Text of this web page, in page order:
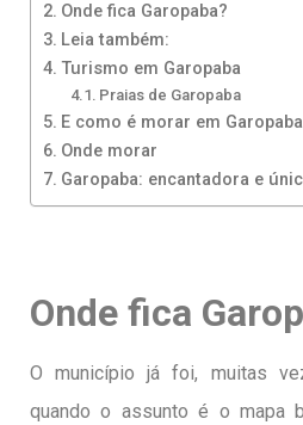
Onde fica Garopaba?
Leia também:
Turismo em Garopaba
Praias de Garopaba
E como é morar em
Onde morar
Garopaba: encantadora e
Onde fica
O município já foi, muitas
quando o assunto é o mapa